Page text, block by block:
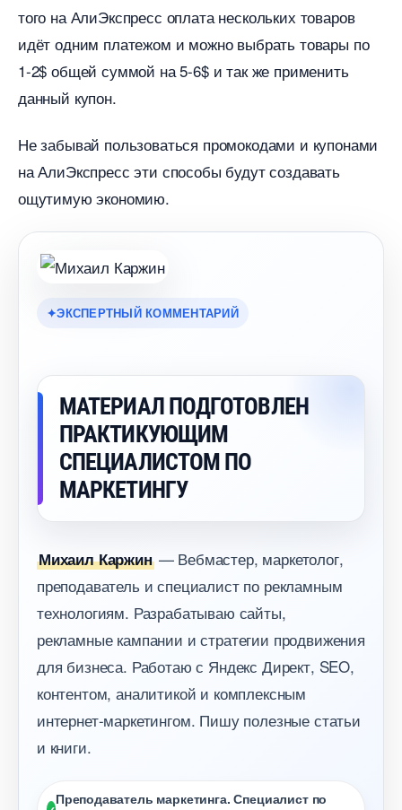
того на АлиЭкспресс оплата нескольких товаро
идёт одним платежом и можно выбрать товары по
1-2$ общей суммой на 5-6$ и так же применить
данный купон.
Не забывай пользоваться промокодами и купонами
на АлиЭкспресс эти способы будут создавать
ощутимую экономию.
ЭКСПЕРТНЫЙ КОММЕНТАРИЙ
МАТЕРИАЛ ПОДГОТОВЛЕН
ПРАКТИКУЮЩИМ
СПЕЦИАЛИСТОМ ПО
МАРКЕТИНГУ
Михаил Каржин— Вебмастер, маркетолог,
преподаватель и специалист по рекламным
технологиям. Разрабатываю сайты,
рекламные кампании и стратегии продвижения
для бизнеса. Работаю с Яндекс Директ, SEO,
контентом, аналитикой и комплексным
интернет-маркетингом. Пишу полезные статьи
и книги.
Преподаватель маркетинга. Специалист по